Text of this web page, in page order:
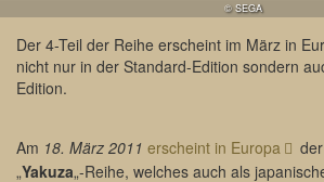
© SEGA
Der 4-Teil der Reihe erscheint im März in
nicht nur in der Standard-Edition sondern
Edition.
Am 18. März 2011 erscheint in Europa
„Yakuza„-Reihe, welches auch als